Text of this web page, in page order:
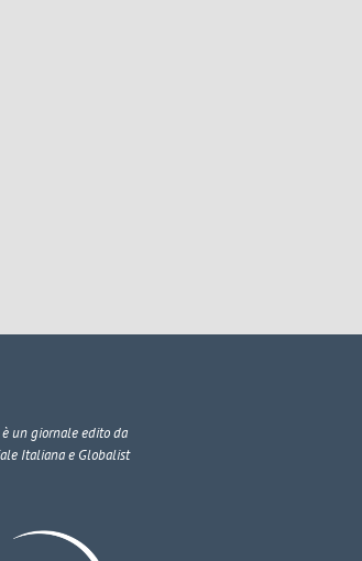
è un giornale edito da
Italiana e Globalist